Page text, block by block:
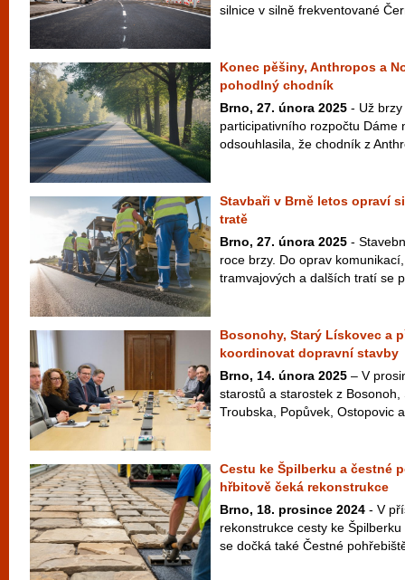
silnice v silně frekventované
Konec pěšiny, Anthropos a
pohodlný chodník
Brno, 27. února 2025 - Už
participativního rozpočtu Dáme
odsouhlasila, že chodník z
Stavbaři v Brně letos opraví
tratě
Brno, 27. února 2025 -
roce brzy. Do oprav
tramvajových a dalších tratí se
Bosonohy, Starý Lískovec a
koordinovat dopravní stavby
Brno, 14. února 2025 – V
starostů a starostek z
Troubska, Popůvek, Ostopovic
Cestu ke Špilberku a čestné
hřbitově čeká rekonstrukce
Brno, 18. prosince 2024 - V
rekonstrukce cesty ke
se dočká také Čestné